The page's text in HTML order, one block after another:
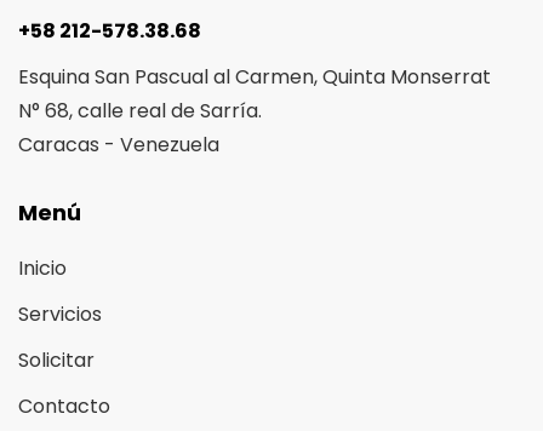
+58 212-578.38.68
Esquina San Pascual al Carmen, Quinta Monserrat
N° 68, calle real de Sarría.
Caracas - Venezuela
Menú
Inicio
Servicios
Solicitar
Contacto